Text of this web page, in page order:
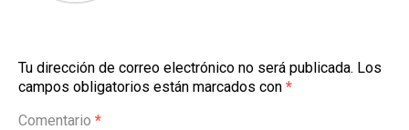
Tu dirección de correo electrónico no será publicada. Los
campos obligatorios están marcados con *
Comentario *